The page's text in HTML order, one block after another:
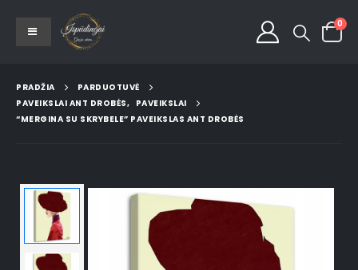
0
PRADŽIA
PARDUOTUVĖ
PAVEIKSLAI ANT DROBĖS, PAVEIKSLAI
“MERGINA SU SKRYBELE” PAVEIKSLAS ANT DROBĖS